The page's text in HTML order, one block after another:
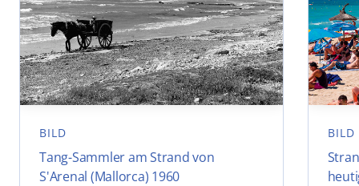
BILD
Tang-Sammler am Strand von
S'Arenal (Mallorca) 1960
BILD